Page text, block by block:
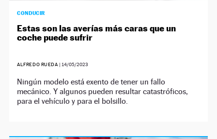
CONDUCIR
Estas son las averías más caras que un
coche puede sufrir
ALFREDO RUEDA | 14/05/2023
Ningún modelo está exento de tener un fallo
mecánico. Y algunos pueden resultar catastróficos,
para el vehículo y para el bolsillo.